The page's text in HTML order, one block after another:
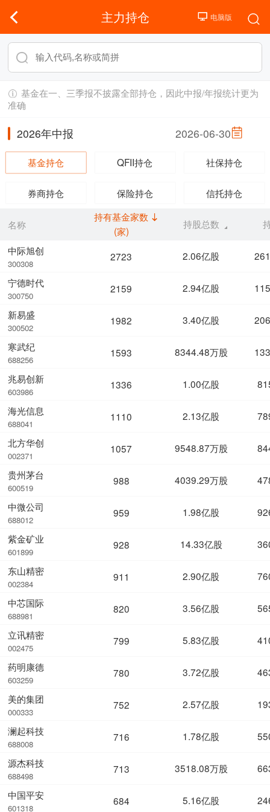
主力持仓
基金在一、三季报不披露全部持仓，因此中报/年报统计更为
准确
2026年中报 2026-06-30
基金持仓 QFII持仓 社保持仓
券商持仓 保险持仓 信托持仓
名称
中际旭创
300308
宁德时代
300750
新易盛
300502
寒武纪
688256
兆易创新
603986
海光信息
688041
北方华创
002371
贵州茅台
600519
中微公司
688012
紫金矿业
601899
东山精密
002384
中芯国际
688981
立讯精密
002475
药明康德
603259
美的集团
000333
澜起科技
688008
源杰科技
688498
中国平安
601318
持有基金家数
(家)
持股总数
2723 2.06亿股
2159 2.94亿股
1982 3.40亿股
1593 8344.48万股
1336 1.00亿股
1110 2.13亿股
1057 9548.87万股
988 4039.29万股
959 1.98亿股
928 14.33亿股
911 2.90亿股
820 3.56亿股
799 5.83亿股
780 3.72亿股
752 2.57亿股
716 1.78亿股
713 3518.08万股
684 5.16亿股